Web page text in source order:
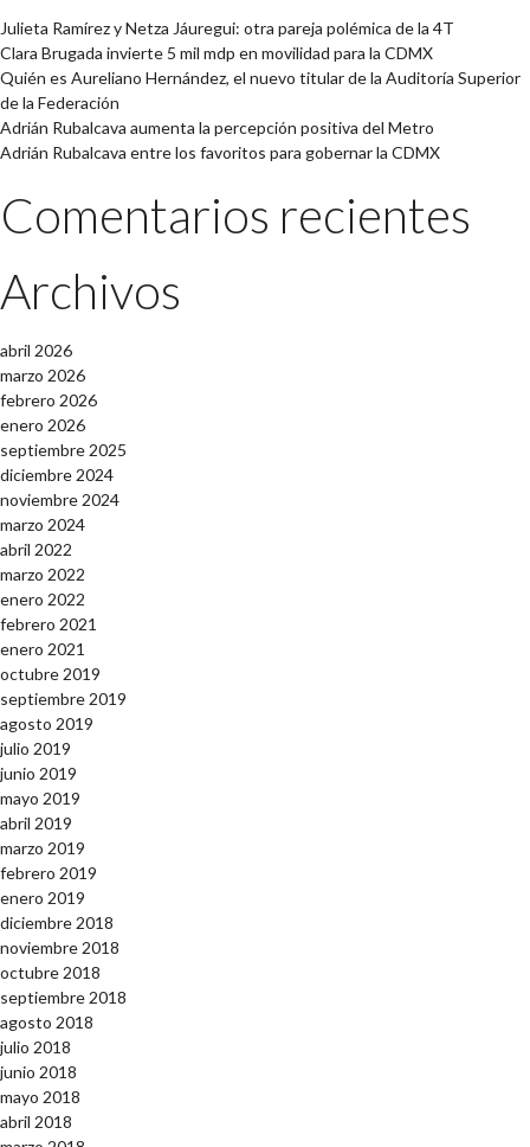
Julieta Ramírez y Netza Jáuregui: otra pareja polémica de la 4T
Clara Brugada invierte 5 mil mdp en movilidad para la CDMX
Quién es Aureliano Hernández, el nuevo titular de la Auditoría Superior
de la Federación
Adrián Rubalcava aumenta la percepción positiva del Metro
Adrián Rubalcava entre los favoritos para gobernar la CDMX
Comentarios recientes
Archivos
abril 2026
marzo 2026
febrero 2026
enero 2026
septiembre 2025
diciembre 2024
noviembre 2024
marzo 2024
abril 2022
marzo 2022
enero 2022
febrero 2021
enero 2021
octubre 2019
septiembre 2019
agosto 2019
julio 2019
junio 2019
mayo 2019
abril 2019
marzo 2019
febrero 2019
enero 2019
diciembre 2018
noviembre 2018
octubre 2018
septiembre 2018
agosto 2018
julio 2018
junio 2018
mayo 2018
abril 2018